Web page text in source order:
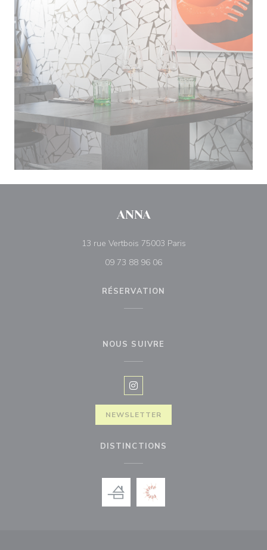
ANNA
13 rue Vertbois 75003 Paris((ouvre une nouvelle
09 73 88 96 06
RÉSERVATION
NOUS SUIVRE
Instagram ((ouvre une nouvelle
NEWSLETTER
DISTINCTIONS